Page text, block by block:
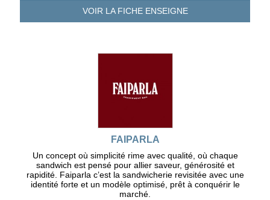
VOIR LA FICHEENSEIGNE
FAIPARLA
Un concept où simplicité rime avec qualité, où chaque
sandwich est pensé pour allier saveur, générosité et
rapidité. Faiparla c’est la sandwicherie revisitée avec une
identité forte et un modèle optimisé, prêt à conquérir le
marché.